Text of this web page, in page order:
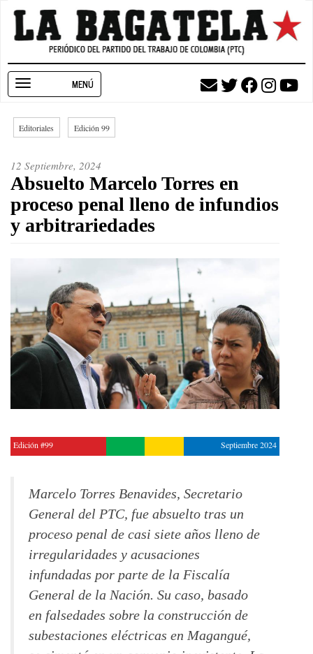
Pasar
contenido
navigation
Editoriales Edición 99
12 Septiembre, 2024
Absuelto Marcelo Torres en
proceso penal lleno de infundios
y arbitrariedades
Edición #99 Septiembre 2024
Marcelo Torres Benavides, Secretario
General del PTC, fue absuelto tras un
proceso penal de casi siete años lleno de
irregularidades y acusaciones
infundadas por parte de la Fiscalía
General de la Nación. Su caso, basado
en falsedades sobre la construcción de
subestaciones eléctricas en Magangué,